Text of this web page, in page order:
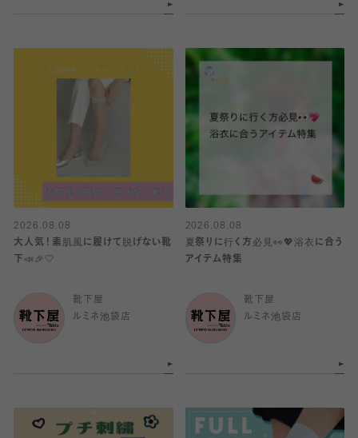
2026.08.08
大人気！素肌風に履けて脱げない靴
下📣🎉🤍
靴下屋
ルミネ池袋店
2026.08.08
夏祭りに行く方必見👀💖浴衣に合う
アイテム特集
靴下屋
ルミネ池袋店